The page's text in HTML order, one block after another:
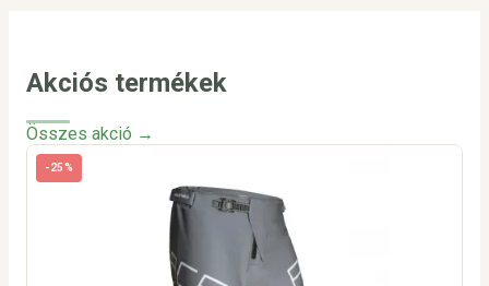
Akciós termékek
Összes akció →
-25%